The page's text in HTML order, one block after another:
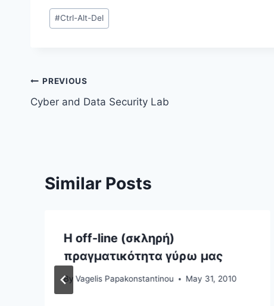
Post
Tags:
#Ctrl-Alt-Del
Post
navigation
PREVIOUS
Cyber and Data Security Lab
Similar Posts
Η off-line (σκληρή)
πραγματικότητα γύρω μας
By Vagelis Papakonstantinou May 31, 2010